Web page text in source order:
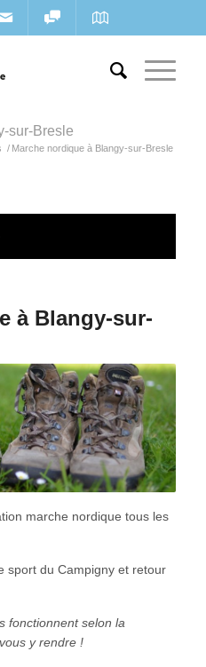
sur-Bresle
/ Marche nordique à Blangy-sur-Bresle
à Blangy-sur-
marche nordique tous les
sport du Campigny et retour
fonctionnent selon la
y rendre !